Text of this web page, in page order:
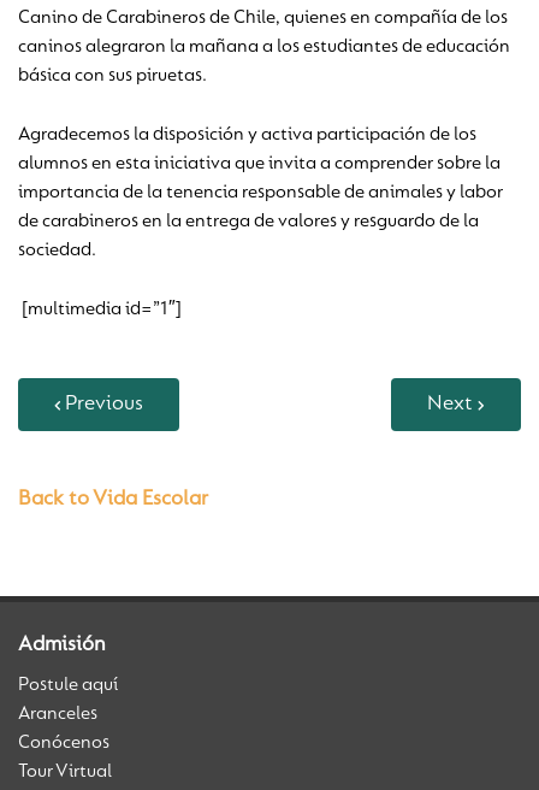
Canino de Carabineros de Chile, quienes en compañía de los
caninos alegraron la mañana a los estudiantes de educación
básica con sus piruetas.
Agradecemos la disposición y activa participación de los
alumnos en esta iniciativa que invita a comprender sobre la
importancia de la tenencia responsable de animales y labor
de carabineros en la entrega de valores y resguardo de la
sociedad.
[multimedia id=”1″]
Previous Next
Back to Vida Escolar
Admisión
Postule aquí
Aranceles
Conócenos
Tour Virtual